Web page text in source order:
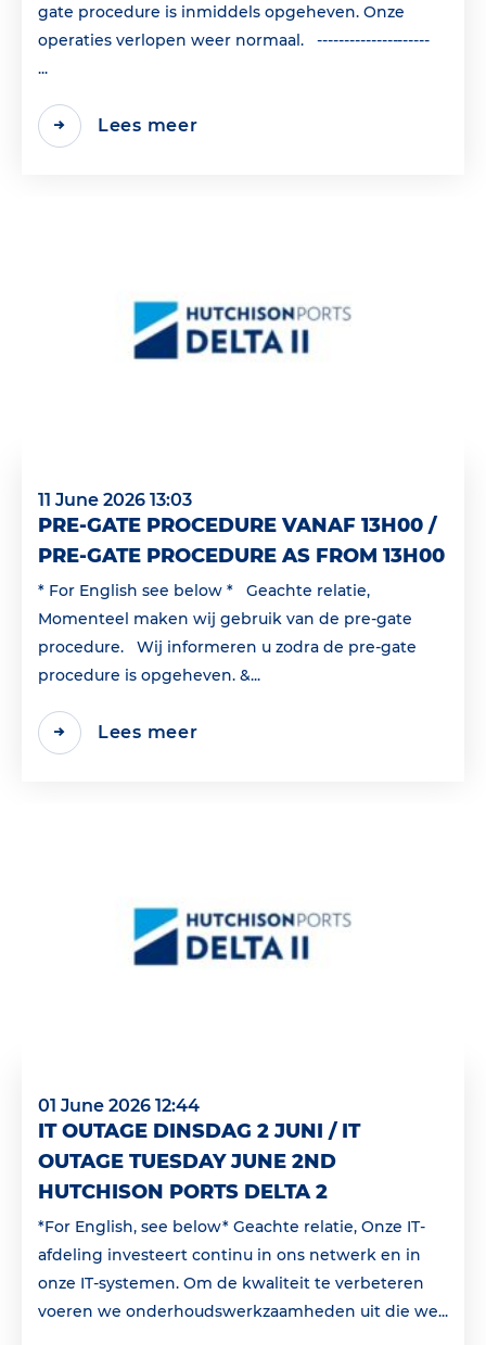
gate procedure is inmiddels opgeheven. Onze
operaties verlopen weer normaal. ---------------------
...
Lees meer
11 June 2026 13:03
PRE-GATE PROCEDURE VANAF 13H00 /
PRE-GATE PROCEDURE AS FROM 13H00
* For English see below * Geachte relatie,
Momenteel maken wij gebruik van de pre-gate
procedure. Wij informeren u zodra de pre-gate
procedure is opgeheven. &...
Lees meer
01 June 2026 12:44
IT OUTAGE DINSDAG 2 JUNI / IT
OUTAGE TUESDAY JUNE 2ND
HUTCHISON PORTS DELTA 2
*For English, see below* Geachte relatie, Onze IT-
afdeling investeert continu in ons netwerk en in
onze IT-systemen. Om de kwaliteit te verbeteren
voeren we onderhoudswerkzaamheden uit die we...